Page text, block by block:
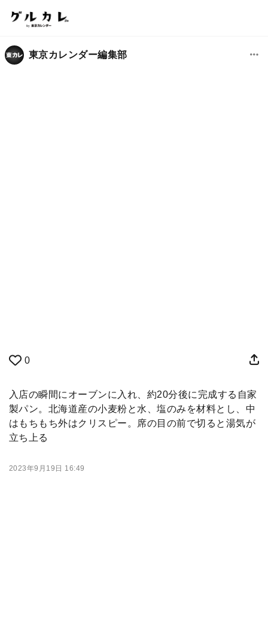
東京カレンダー編集部
0
入店の瞬間にオーブンに入れ、約20分後に完成する自家
製パン。北海道産の小麦粉と水、塩のみを材料とし、中
はもちもち外はクリスピー。席の目の前で切ると湯気が
立ち上る
2023年9月19日 16:49